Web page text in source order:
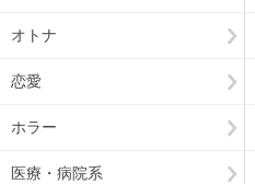
オトナ
恋愛
ホラー
医療・病院系